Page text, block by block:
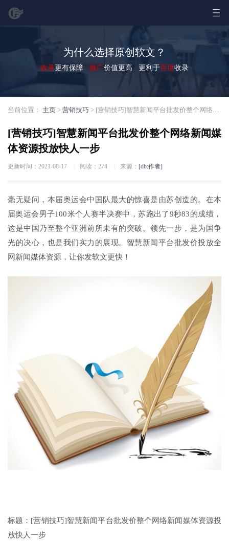
为什么选择原创软文？
收录更有保障 推广价值更高 更利于百度收录
当前位置： 主页 > 营销技巧 > [营销技巧]智慧新闻平台批发价整个网络新闻媒体资源投放快人一步
[营销技巧]智慧新闻平台批发价整个网络新闻媒
体资源投放快人一步
更新时间：2021-08-17 阅读： 274 来源： [db:作者]
毫无疑问，本届奥运会中国队最大的惊喜是由苏创造的。在本
届奥运会男子100米个人赛半决赛中，苏跑出了9秒83的成绩，
这是中国乃至整个亚洲前所未有的突破。领先一步，是为国争
光的决心，也是我们实力的展现。智慧新闻平台批发价投放全
网新闻媒体资源，让你发软文更快！
标题：[营销技巧]智慧新闻平台批发价整个网络新闻媒体资源投
放快人一步